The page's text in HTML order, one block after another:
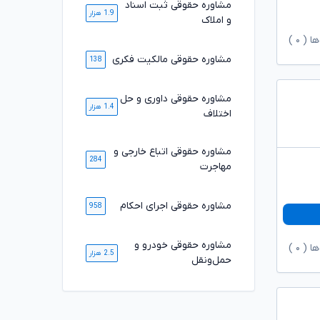
( ۰
( ۰
مشاوره حقوقی ثبت اسناد
و املاک
1.9 هزار
مشاوره حقوقی مالکیت فکری 138
مشاوره حقوقی داوری و حل
اختلاف
1.4 هزار
مشاوره حقوقی اتباع خارجی و
مهاجرت
284
مشاوره حقوقی اجرای احکام 958
مشاوره حقوقی خودرو و
حمل‌ونقل
2.5 هزار